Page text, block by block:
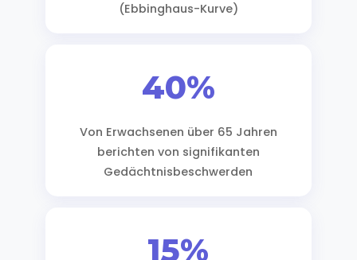
(Ebbinghaus-Kurve)
40%
Von Erwachsenen über 65 Jahren
berichten von signifikanten
Gedächtnisbeschwerden
15%